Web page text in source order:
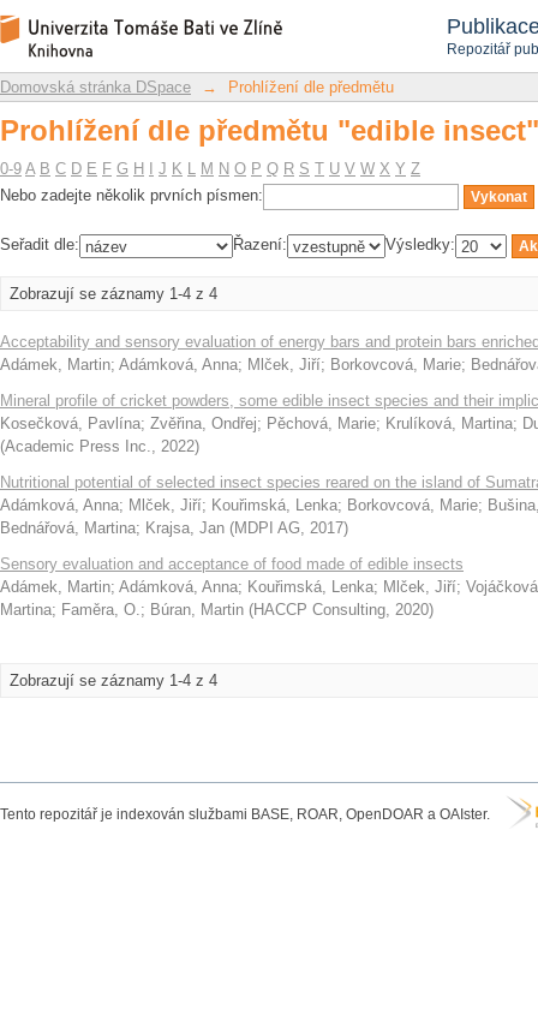
Repozitář
Prohlížení dle předmětu "edible insect"
Repozitář DSpace/Manakin
Domovská stránka DSpace → Prohlížení dle předmětu
Prohlížení dle předmětu "edible insect"
0-9 A B C D E F G H J K L M N O P Q R S T U V W X Y Z
Nebo zadejte několik prvních písmen:
Seřadit dle: Řazení: Výsledky:
Zobrazují se záznamy 1-4 z 4
Acceptability and sensory evaluation of energy bars and protein bars
Adámek, Martin; Adámková, Anna; Mlček, Jiří; Borkovcová, Marie;
Mineral profile of cricket powders, some edible insect species and their
Kosečková, Pavlína; Zvěřina, Ondřej; Pěchová, Marie; Krulíková, Martina;
(Academic Press Inc., 2022)
Nutritional potential of selected insect species reared on the island of
Adámková, Anna; Mlček, Jiří; Kouřimská, Lenka; Borkovcová, Marie;
Bednářová, Martina; Krajsa, Jan (MDPI AG, 2017)
Sensory evaluation and acceptance of food made of edible insects
Adámek, Martin; Adámková, Anna; Kouřimská, Lenka; Mlček, Jiří;
Martina; Faměra, O.; Búran, Martin (HACCP Consulting, 2020)
Zobrazují se záznamy 1-4 z 4
Tento repozitář je indexován službami BASE, ROAR, OpenDOAR a OAIster.